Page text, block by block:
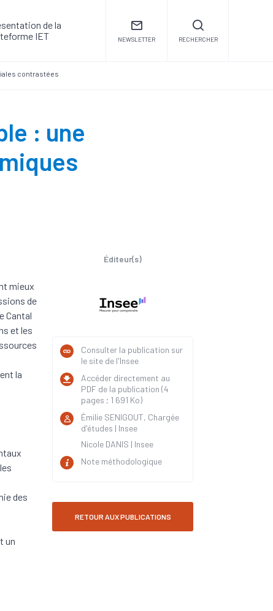
de la
IET
NEWSLETTER RECHERCHER
contrastées
: une
mieux
de
Cantal
et les
la
des
un
Éditeur(s)
Consulter la publication sur
le site de l'Insee
Accéder directement au
PDF de la publication (4
pages ; 1 691 Ko)
Émilie SENIGOUT, Chargée
d'études | Insee
Nicole DANIS | Insee
Note méthodologique
RETOUR AUX PUBLICATIONS